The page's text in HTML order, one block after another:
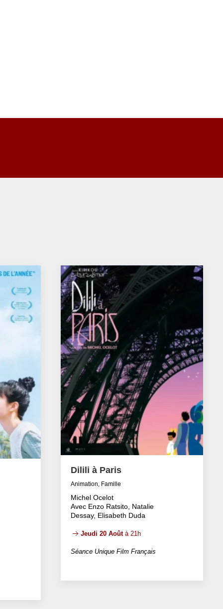
Dilili à Paris
Animation, Famille
Michel Ocelot
Avec Enzo Ratsito, Natalie
Dessay, Elisabeth Duda
Jeudi 20 Aoûtà 21h
Séance Unique Film Français